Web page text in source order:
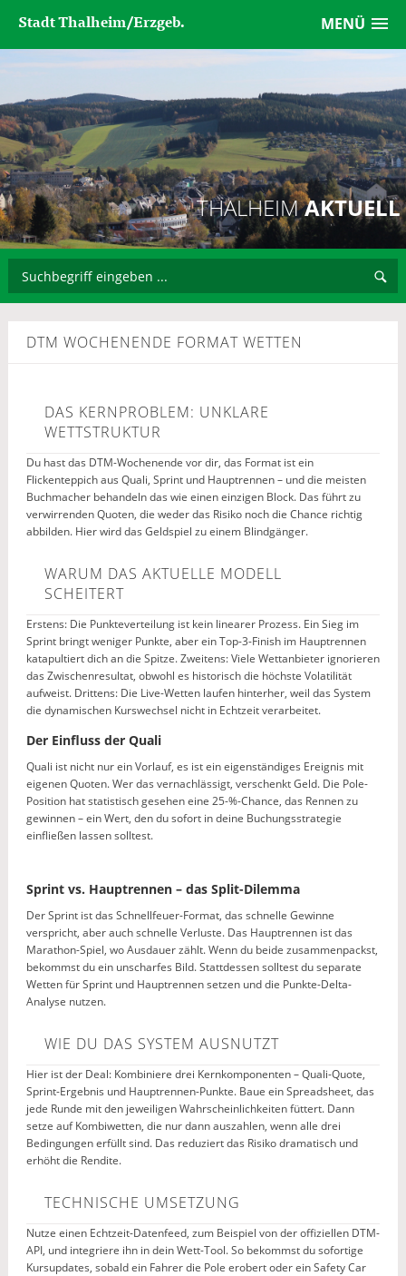
MENÜ
Stadt Thalheim/Erzgeb.
THALHEIMAKTUELL
DTM WOCHENENDE FORMAT WETTEN
DAS KERNPROBLEM: UNKLARE
WETTSTRUKTUR
Du hast das DTM-Wochenende vor dir, das Format ist ein
Flickenteppich aus Quali, Sprint und Hauptrennen – und die meisten
Buchmacher behandeln das wie einen einzigen Block. Das führt zu
verwirrenden Quoten, die weder das Risiko noch die Chance richtig
abbilden. Hier wird das Geldspiel zu einem Blindgänger.
WARUM DAS AKTUELLE MODELL
SCHEITERT
Erstens: Die Punkteverteilung ist kein linearer Prozess. Ein Sieg im
Sprint bringt weniger Punkte, aber ein Top-3-Finish im Hauptrennen
katapultiert dich an die Spitze. Zweitens: Viele Wettanbieter ignorieren
das Zwischenresultat, obwohl es historisch die höchste Volatilität
aufweist. Drittens: Die Live-Wetten laufen hinterher, weil das System
die dynamischen Kurswechsel nicht in Echtzeit verarbeitet.
Der Einfluss der Quali
Quali ist nicht nur ein Vorlauf, es ist ein eigenständiges Ereignis mit
eigenen Quoten. Wer das vernachlässigt, verschenkt Geld. Die Pole-
Position hat statistisch gesehen eine 25-%-Chance, das Rennen zu
gewinnen – ein Wert, den du sofort in deine Buchungsstrategie
einfließen lassen solltest.
Sprint vs. Hauptrennen – das Split-Dilemma
Der Sprint ist das Schnellfeuer-Format, das schnelle Gewinne
verspricht, aber auch schnelle Verluste. Das Hauptrennen ist das
Marathon-Spiel, wo Ausdauer zählt. Wenn du beide zusammenpackst,
bekommst du ein unscharfes Bild. Stattdessen solltest du separate
Wetten für Sprint und Hauptrennen setzen und die Punkte-Delta-
Analyse nutzen.
WIE DU DAS SYSTEM AUSNUTZT
Hier ist der Deal: Kombiniere drei Kernkomponenten – Quali-Quote,
Sprint-Ergebnis und Hauptrennen-Punkte. Baue ein Spreadsheet, das
jede Runde mit den jeweiligen Wahrscheinlichkeiten füttert. Dann
setze auf Kombiwetten, die nur dann auszahlen, wenn alle drei
Bedingungen erfüllt sind. Das reduziert das Risiko dramatisch und
erhöht die Rendite.
TECHNISCHE UMSETZUNG
Nutze einen Echtzeit-Datenfeed, zum Beispiel von der offiziellen DTM-
API, und integriere ihn in dein Wett-Tool. So bekommst du sofortige
Kursupdates, sobald ein Fahrer die Pole erobert oder ein Safety Car